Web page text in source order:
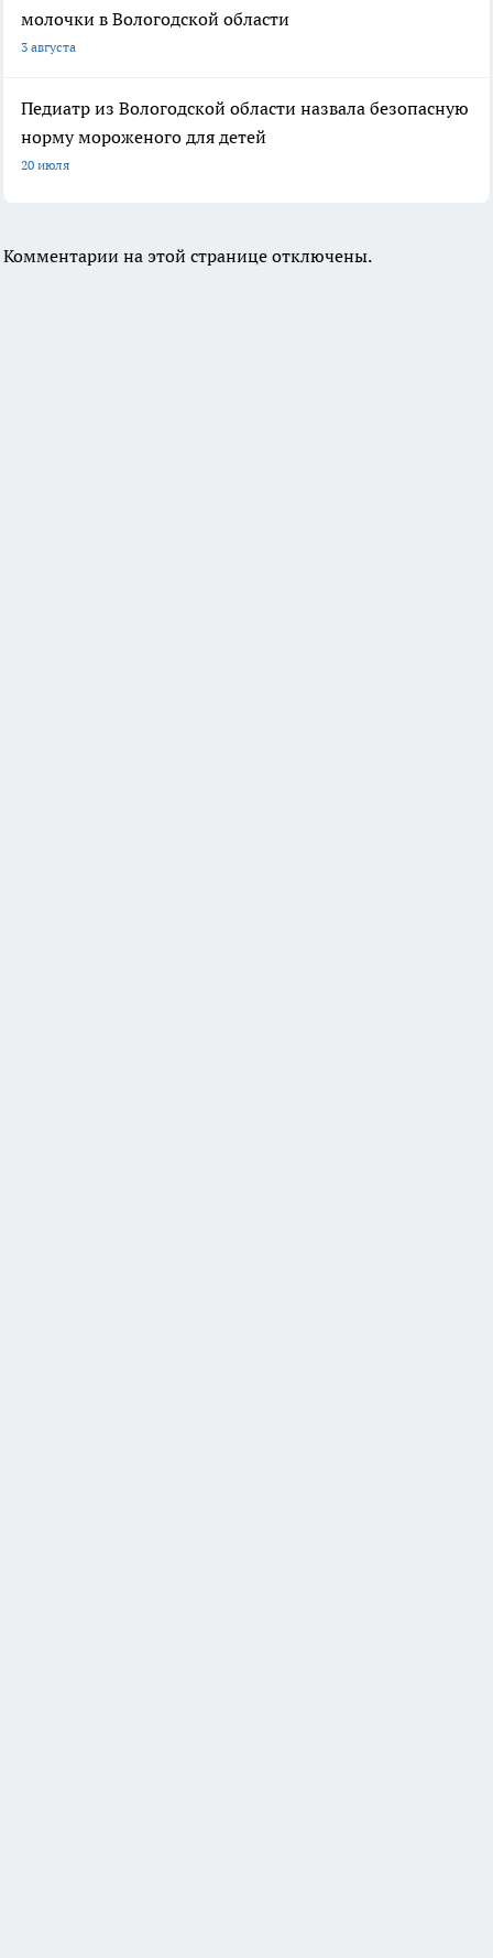
молочки в Вологодской области
3 августа
Педиатр из Вологодской области назвала безопасную
норму мороженого для детей
20 июля
Комментарии на этой странице отключены.